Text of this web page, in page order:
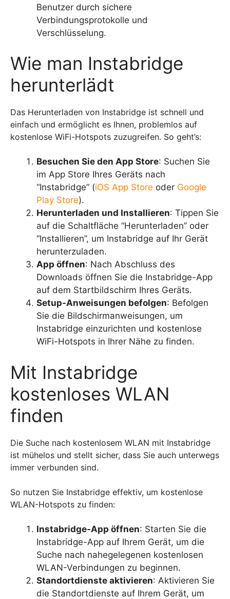
Benutzer durch sichere
Verbindungsprotokolle und
Verschlüsselung.
Wie man Instabridge
herunterlädt
Das Herunterladen von Instabridge ist schnell und
einfach und ermöglicht es Ihnen, problemlos auf
kostenlose WiFi-Hotspots zuzugreifen. So geht’s:
Besuchen Sie den App Store: Suchen Sie
im App Store Ihres Geräts nach
“Instabridge” (iOS App Store oder Google
Play Store).
Herunterladen und Installieren: Tippen Sie
auf die Schaltfläche “Herunterladen” oder
“Installieren”, um Instabridge auf Ihr Gerät
herunterzuladen.
App öffnen: Nach Abschluss des
Downloads öffnen Sie die Instabridge-App
auf dem Startbildschirm Ihres Geräts.
Setup-Anweisungen befolgen: Befolgen
Sie die Bildschirmanweisungen, um
Instabridge einzurichten und kostenlose
WiFi-Hotspots in Ihrer Nähe zu finden.
Mit Instabridge
kostenloses WLAN
finden
Die Suche nach kostenlosem WLAN mit Instabridge
ist mühelos und stellt sicher, dass Sie auch unterwegs
immer verbunden sind.
So nutzen Sie Instabridge effektiv, um kostenlose
WLAN-Hotspots zu finden:
Instabridge-App öffnen: Starten Sie die
Instabridge-App auf Ihrem Gerät, um die
Suche nach nahegelegenen kostenlosen
WLAN-Verbindungen zu beginnen.
Standortdienste aktivieren: Aktivieren Sie
die Standortdienste auf Ihrem Gerät, um